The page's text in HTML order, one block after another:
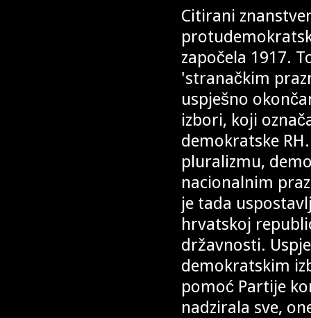
Citirani
započela 1917.
'stranačkim
uspješno
izbori, koji
demokratske
pluralizmu,
nacionalnim
je tada
hrvatskoj
državnosti.
demokratskim
pomoć Partije
nadzirala sve,